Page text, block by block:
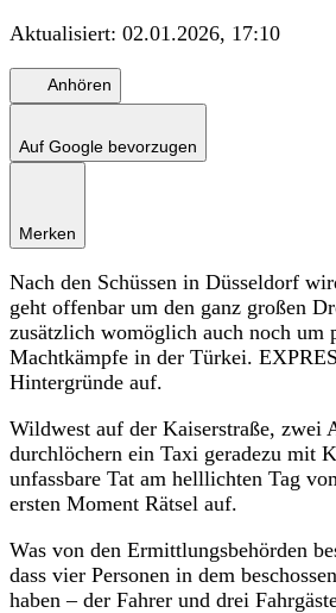
Aktualisiert: 02.01.2026, 17:10
Anhören
Auf Google bevorzugen
Merken
Nach den Schüssen in Düsseldorf
geht offenbar um den ganz großen
zusätzlich womöglich auch noch um
Machtkämpfe in der Türkei.
Hintergründe auf.
Wildwest auf der Kaiserstraße, zwei
durchlöchern ein Taxi geradezu mit
unfassbare Tat am helllichten Tag
ersten Moment Rätsel auf.
Was von den Ermittlungsbehörden
dass vier Personen in dem
haben – der Fahrer und drei